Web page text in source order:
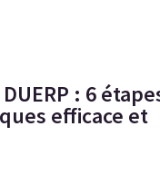
: 6
efficace et